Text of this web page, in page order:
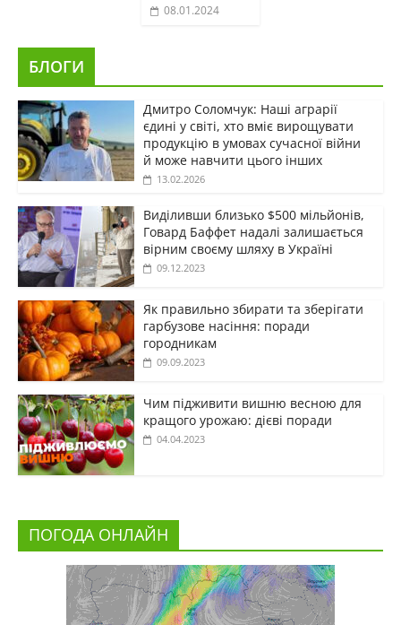
08.01.2024
БЛОГИ
Дмитро Соломчук: Наші аграрії
єдині у світі, хто вміє вирощувати
продукцію в умовах сучасної війни
й може навчити цього інших
13.02.2026
Виділивши близько $500 мільйонів,
Говард Баффет надалі залишається
вірним своєму шляху в Україні
09.12.2023
Як правильно збирати та зберігати
гарбузове насіння: поради
городникам
09.09.2023
Чим підживити вишню весною для
кращого урожаю: дієві поради
04.04.2023
ПОГОДА ОНЛАЙН